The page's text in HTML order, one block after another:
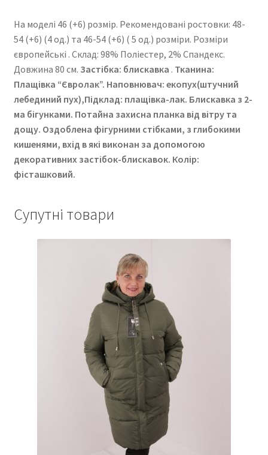
На моделі 46 (+6) розмір. Рекомендовані ростовки: 48-
54 (+6) (4 од.) та 46-54 (+6) ( 5 од.) розміри. Розміри
європейські . Cклад: 98% Поліестер, 2% Спандекс.
Довжина 80 см. Застібка: блискавка . Тканина:
Плащівка “Євролак”. Наповнювач: екопух(штучний
лебединий пух),Підклад: плащівка-лак. Блискавка з 2-
ма бігунками. Потайна захисна планка від вітру та
дощу. Оздоблена фігурними стібками, з глибокими
кишенями, вхід в які виконан за допомогою
декоративних застібок-блискавок. Колір:
фісташковий.
Супутні товари